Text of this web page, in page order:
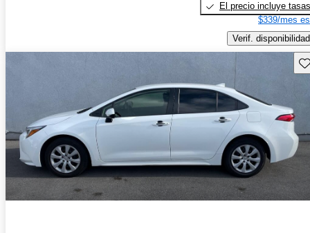
El precio incluye tasas
$339/mes
Verif. disponibilidad